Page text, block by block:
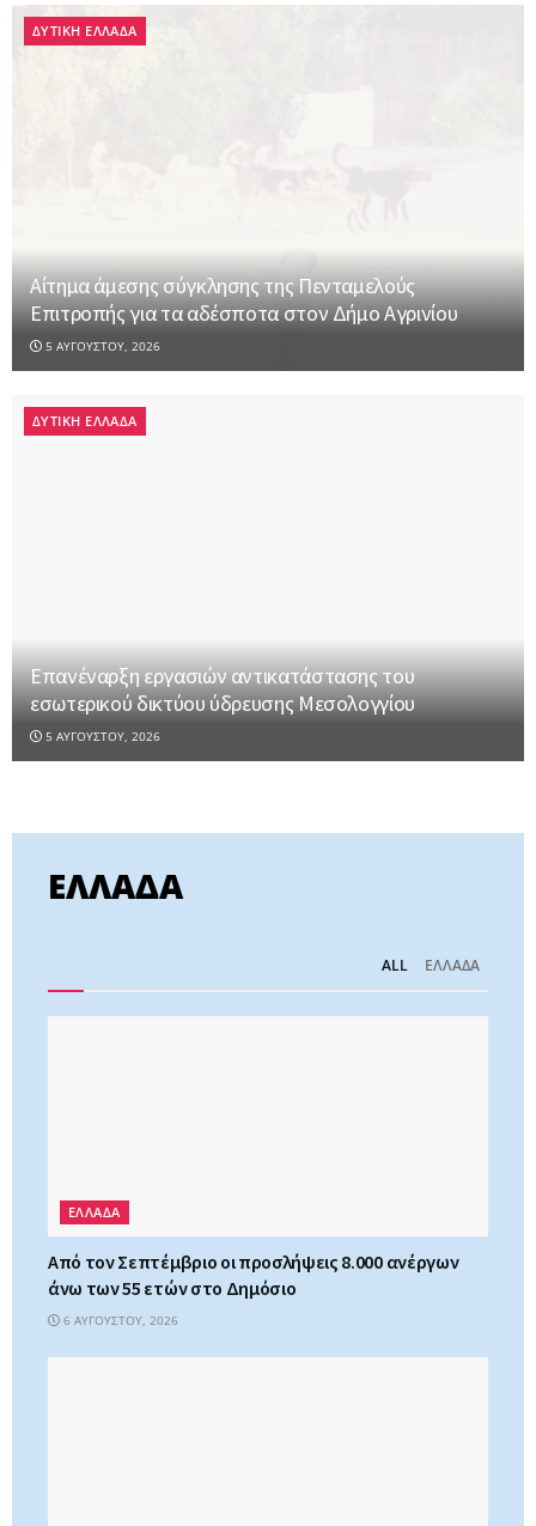
ΔΥΤΙΚΗ ΕΛΛΑΔΑ
Αίτημα άμεσης σύγκλησης της Πενταμελούς
Επιτροπής για τα αδέσποτα στον Δήμο Αγρινίου
5 ΑΥΓΟΎΣΤΟΥ, 2026
ΔΥΤΙΚΗ ΕΛΛΑΔΑ
Επανέναρξη εργασιών αντικατάστασης του
εσωτερικού δικτύου ύδρευσης Μεσολογγίου
5 ΑΥΓΟΎΣΤΟΥ, 2026
ΕΛΛΑΔΑ
ALL ΕΛΛΑΔΑ
ΕΛΛΑΔΑ
Από τον Σεπτέμβριο οι προσλήψεις 8.000 ανέργων
άνω των 55 ετών στο Δημόσιο
6 ΑΥΓΟΎΣΤΟΥ, 2026